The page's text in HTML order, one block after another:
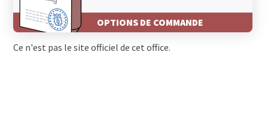
OPTIONS DE COMMANDE
Ce n'est pas le site officiel de cet office.